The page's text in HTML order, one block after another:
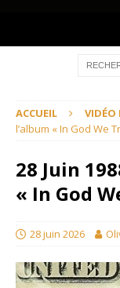
ACCUEIL VIDÉO
l’album « In God We
28 Juin
« In God
28 juin 2026